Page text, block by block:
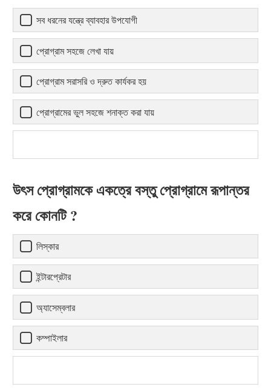
সব ধরনের যন্ত্রে ব্যাবহার উপযোগী
প্রোগ্রাম সহজে লেখা যায়
প্রোগ্রাম সরাসরি ও দ্রুত কার্যকর হয়
প্রোগ্রামের ভুল সহজে শনাক্ত করা যায়
উৎস প্রোগ্রামকে একত্রে বস্তু প্রোগ্রামে রূপান্তর
করে কোনটি ?
লিস্কার
ইন্টারপ্রেটার
অ্যাসেম্বলার
কম্পাইলার